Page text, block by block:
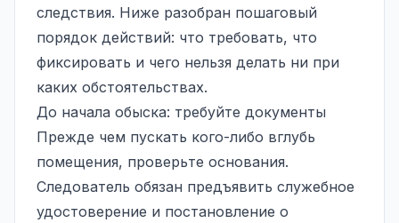
следствия. Ниже разобран пошаговый
порядок действий: что требовать, что
фиксировать и чего нельзя делать ни при
каких обстоятельствах.
До начала обыска: требуйте документы
Прежде чем пускать кого-либо вглубь
помещения, проверьте основания.
Следователь обязан предъявить служебное
удостоверение и постановление о